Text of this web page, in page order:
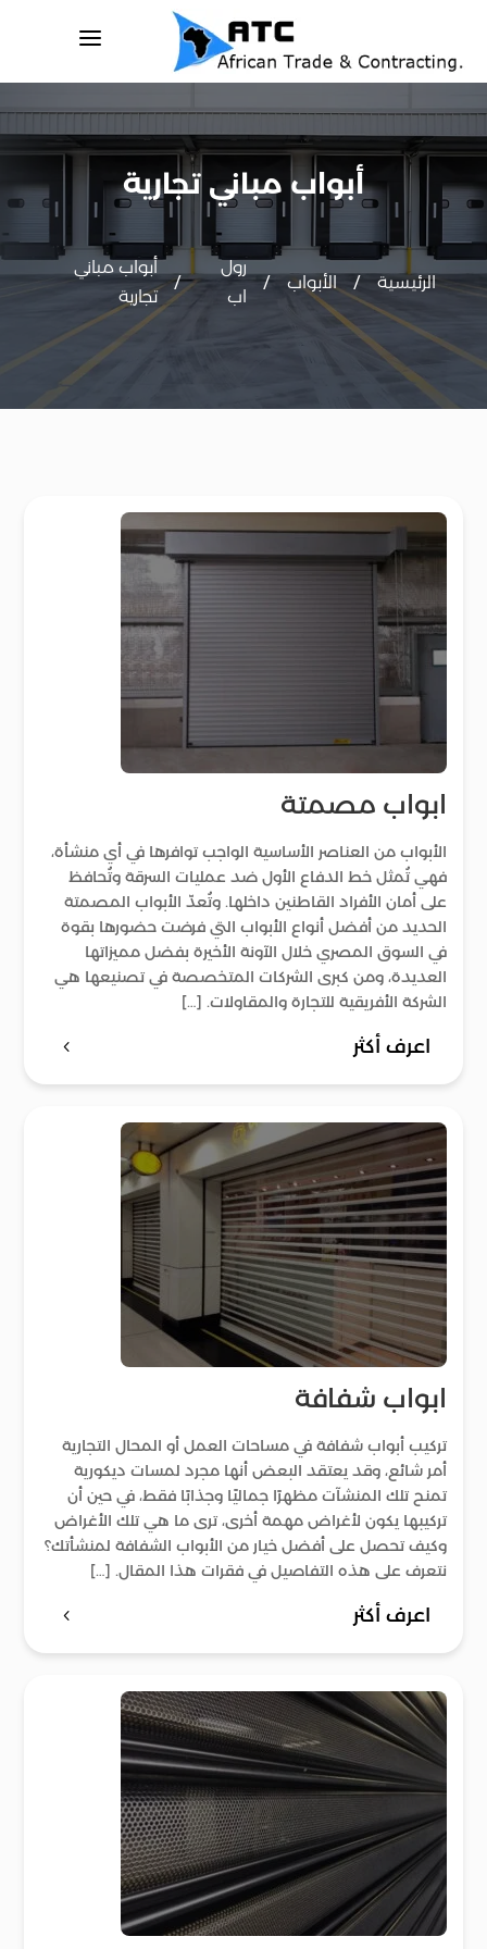
a
أبواب مباني تجارية
الرئيسية / الأبواب /
رول
اب
/
أبواب مباني
تجارية
ابواب مصمتة
الأبواب من العناصر الأساسية الواجب توافرها في أي منشأة،
فهي تُمثل خط الدفاع الأول ضد عمليات السرقة وتُحافظ
على أمان الأفراد القاطنين داخلها. وتُعدّ الأبواب المصمتة
الحديد من أفضل أنواع الأبواب التي فرضت حضورها بقوة
في السوق المصري خلال الآونة الأخيرة بفضل مميزاتها
العديدة، ومن كبرى الشركات المتخصصة في تصنيعها هي
الشركة الأفريقية للتجارة والمقاولات. […]
اعرف أكثر
ابواب شفافة
تركيب أبواب شفافة في مساحات العمل أو المحال التجارية
أمر شائع، وقد يعتقد البعض أنها مجرد لمسات ديكورية
تمنح تلك المنشآت مظهرًا جماليًا وجذابًا فقط، في حين أن
تركيبها يكون لأغراض مهمة أخرى، ترى ما هي تلك الأغراض
وكيف تحصل على أفضل خيار من الأبواب الشفافة لمنشأتك؟
نتعرف على هذه التفاصيل في فقرات هذا المقال. […]
اعرف أكثر